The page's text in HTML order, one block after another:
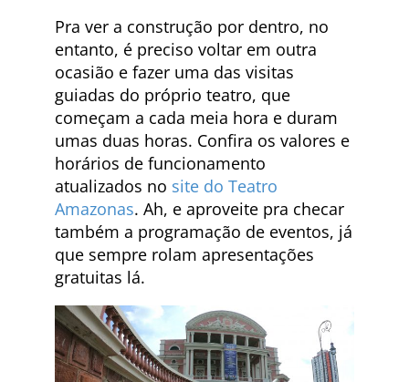
Pra ver a construção por dentro, no
entanto, é preciso voltar em outra
ocasião e fazer uma das visitas
guiadas do próprio teatro, que
começam a cada meia hora e duram
umas duas horas. Confira os valores e
horários de funcionamento
atualizados no site do Teatro
Amazonas. Ah, e aproveite pra checar
também a programação de eventos, já
que sempre rolam apresentações
gratuitas lá.